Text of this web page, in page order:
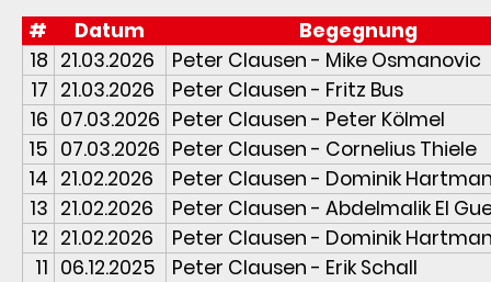
#
Datum
Begegnung
18 21.03.2026
Peter Clausen - Mike Osmanovic
17 21.03.2026
Peter Clausen - Fritz Bus
16 07.03.2026 Peter Clausen - Peter Kölmel
15 07.03.2026 Peter Clausen - Cornelius Thiele
14 21.02.2026
Peter Clausen - Dominik
13 21.02.2026
Peter Clausen - Abdelmalik El
12 21.02.2026
Peter Clausen - Dominik
11 06.12.2025
Peter Clausen - Erik Schall